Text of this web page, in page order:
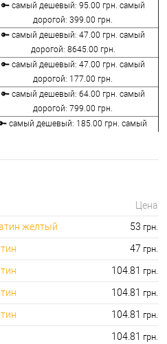
🔑 самый дешевый: 95.00 грн. самый
дорогой: 399.00 грн.
🔑 самый дешевый: 47.00 грн. самый
дорогой: 8645.00 грн.
🔑 самый дешевый: 47.00 грн. самый
дорогой: 177.00 грн.
🔑 самый дешевый: 64.00 грн. самый
дорогой: 799.00 грн.
самый дешевый: 185.00 грн. самый
🔑 самый дешевый: 53.00 грн. самый
дорогой: 157.00 грн.
Цена
желтый
53 грн.
47 грн.
104.81 грн.
104.81 грн.
104.81 грн.
104.81 грн.